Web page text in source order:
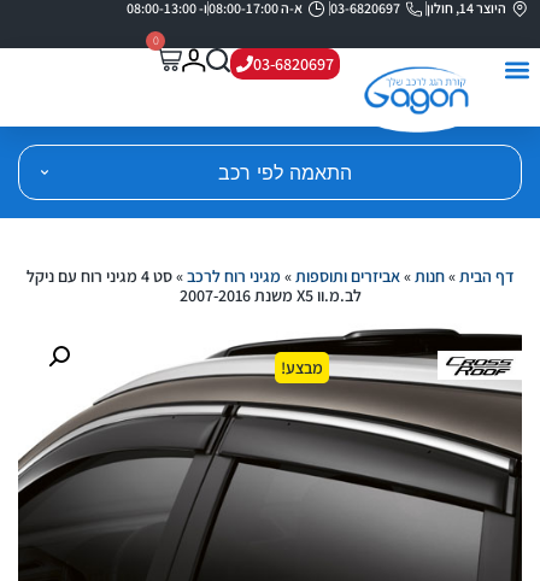
היוצר 14, חולון 03-6820697 א-ה 08:00-17:00 ו- 08:00-13:00
03-6820697
0
התאמה לפי רכב
דף הבית»חנות»אביזרים ותוספות» מגיני רוח לרכב»
סט 4 מגיני רוח עם ניקל
לב.מ.וו X5 משנת 2007-2016
מבצע!